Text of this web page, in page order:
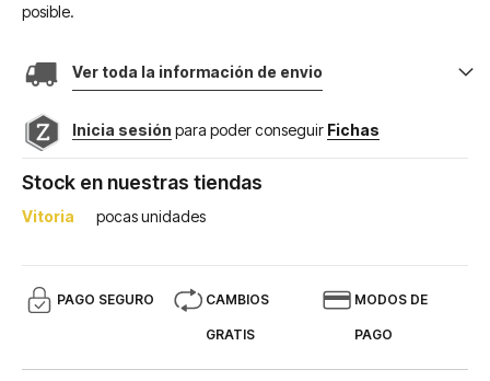
posible.
Ver toda la información de envio
Inicia sesión para poder conseguir Fichas
Stock en nuestras tiendas
Vitoria pocas unidades
PAGO SEGURO CAMBIOS
GRATIS
MODOS DE
PAGO